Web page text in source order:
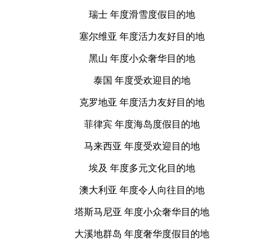
瑞士 年度滑雪度假目的地
塞尔维亚 年度活力友好目的地
黑山 年度小众奢华目的地
泰国 年度受欢迎目的地
克罗地亚 年度活力友好目的地
菲律宾 年度海岛度假目的地
马来西亚 年度受欢迎目的地
埃及 年度多元文化目的地
澳大利亚 年度令人向往目的地
塔斯马尼亚 年度小众奢华目的地
大溪地群岛 年度奢华度假目的地